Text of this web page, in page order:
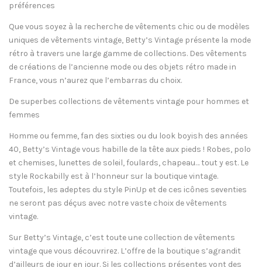
préférences
Que vous soyez à la recherche de vêtements chic ou de modèles
uniques de vêtements vintage, Betty’s Vintage présente la mode
rétro à travers une large gamme de collections. Des vêtements
de créations de l’ancienne mode ou des objets rétro made in
France, vous n’aurez que l’embarras du choix.
De superbes collections de vêtements vintage pour hommes et
femmes
Homme ou femme, fan des sixties ou du look boyish des années
40, Betty’s Vintage vous habille de la tête aux pieds ! Robes, polo
et chemises, lunettes de soleil, foulards, chapeau… tout y est. Le
style Rockabilly est à l’honneur sur la boutique vintage.
Toutefois, les adeptes du style PinUp et de ces icônes seventies
ne seront pas déçus avec notre vaste choix de vêtements
vintage.
Sur Betty’s Vintage, c’est toute une collection de vêtements
vintage que vous découvrirez. L’offre de la boutique s’agrandit
d’ailleurs de jour en jour. Si les collections présentes vont des